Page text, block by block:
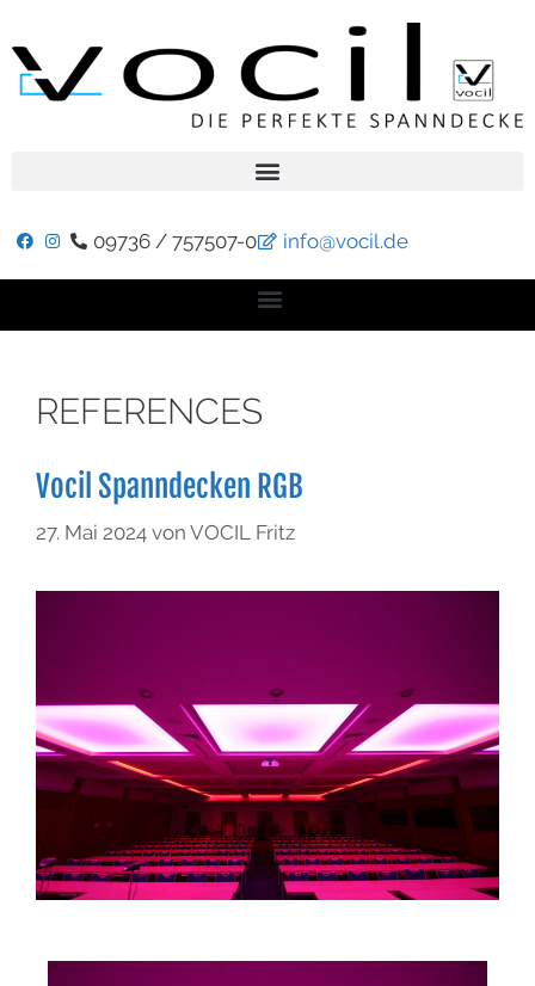
09736 / 757507-0 info@vocil.de
REFERENCES
Vocil Spanndecken RGB
27. Mai 2024 von VOCIL Fritz